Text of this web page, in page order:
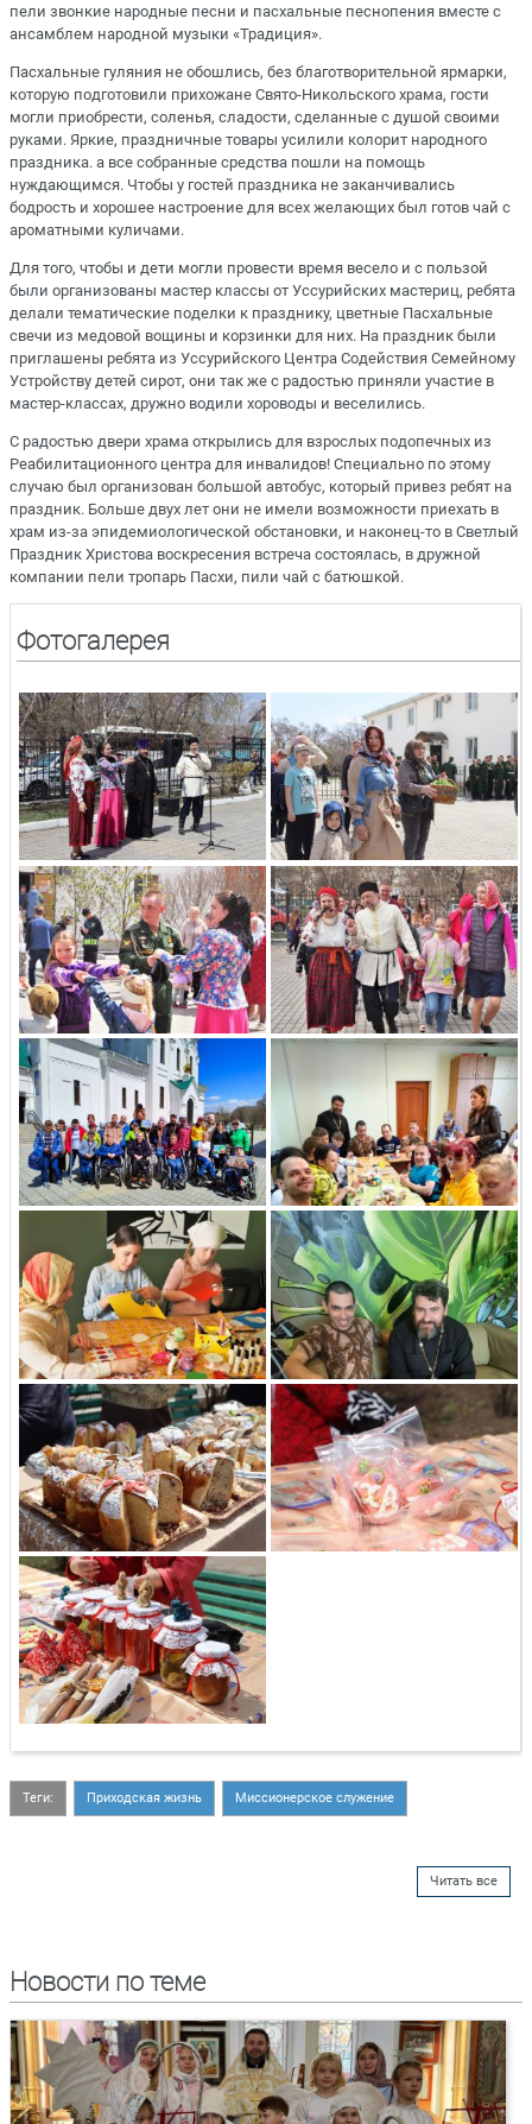
пели звонкие народные песни и пасхальные песнопения вместе с
ансамблем народной музыки «Традиция».
Пасхальные гуляния не обошлись, без благотворительной ярмарки,
которую подготовили прихожане Свято-Никольского храма, гости
могли приобрести, соленья, сладости, сделанные с душой своими
руками. Яркие, праздничные товары усилили колорит народного
праздника. а все собранные средства пошли на помощь
нуждающимся. Чтобы у гостей праздника не заканчивались
бодрость и хорошее настроение для всех желающих был готов чай с
ароматными куличами.
Для того, чтобы и дети могли провести время весело и с пользой
были организованы мастер классы от Уссурийских мастериц, ребята
делали тематические поделки к празднику, цветные Пасхальные
свечи из медовой вощины и корзинки для них. На праздник были
приглашены ребята из Уссурийского Центра Содействия Семейному
Устройству детей сирот, они так же с радостью приняли участие в
мастер-классах, дружно водили хороводы и веселились.
С радостью двери храма открылись для взрослых подопечных из
Реабилитационного центра для инвалидов! Специально по этому
случаю был организован большой автобус, который привез ребят на
праздник. Больше двух лет они не имели возможности приехать в
храм из-за эпидемиологической обстановки, и наконец-то в Светлый
Праздник Христова воскресения встреча состоялась, в дружной
компании пели тропарь Пасхи, пили чай с батюшкой.
Фотогалерея
Теги: Приходская жизнь Миссионерское служение
Читать все
Новости по теме